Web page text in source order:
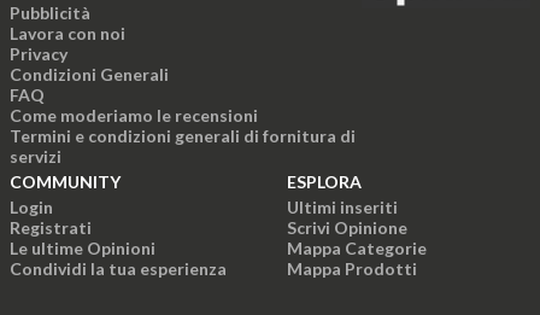
Pubblicità
Lavora con noi
Privacy
Condizioni Generali
FAQ
Come moderiamo le recensioni
Termini e condizioni generali di fornitura di
servizi
COMMUNITY
Login
Registrati
Le ultime Opinioni
Condividi la tua esperienza
ESPLORA
Ultimi inseriti
Scrivi Opinione
Mappa Categorie
Mappa Prodotti